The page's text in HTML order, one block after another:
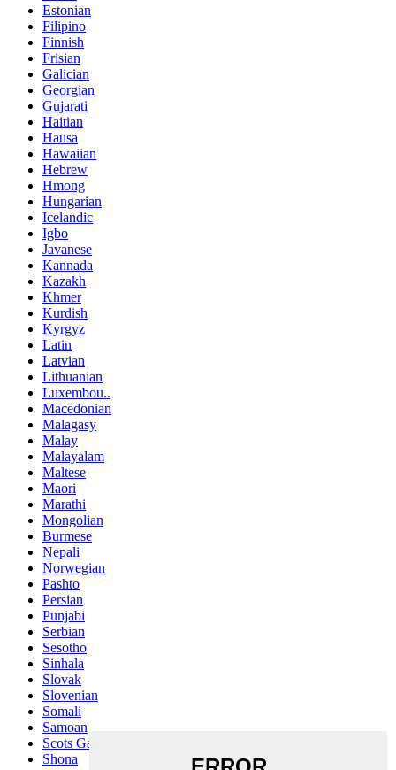
Estonian
Filipino
Finnish
Frisian
Galician
Georgian
Gujarati
Haitian
Hausa
Hawaiian
Hebrew
Hmong
Hungarian
Icelandic
Igbo
Javanese
Kannada
Kazakh
Khmer
Kurdish
Kyrgyz
Latin
Latvian
Lithuanian
Luxembou..
Macedonian
Malagasy
Malay
Malayalam
Maltese
Maori
Marathi
Mongolian
Burmese
Nepali
Norwegian
Pashto
Persian
Punjabi
Serbian
Sesotho
Sinhala
Slovak
Slovenian
Somali
Samoan
Scots Gaelic
Shona